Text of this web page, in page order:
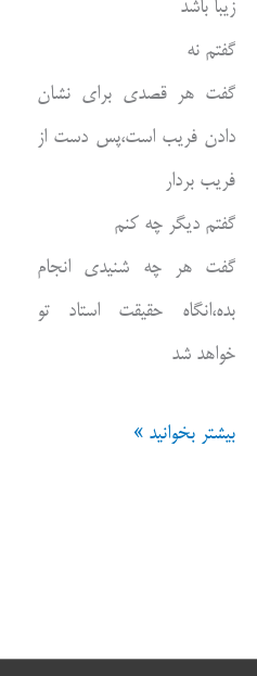
زیبا باشد
گفتم نه
گفت هر قصدی برای نشان
دادن فریب است،پس دست از
فریب بردار
گفتم دیگر چه کنم
گفت هر چه شنیدی انجام
بده،انگاه حقیقت استاد تو
خواهد شد
گفت
بیشتر بخوانید »